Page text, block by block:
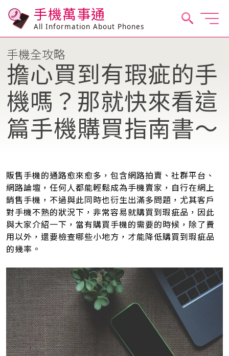
手機萬事通
All Information About Phones
手機全攻略
擔心買到有瑕疵的手
機嗎？那就快來看這
篇手機購買指南書～
販售手機的通路愈來愈多，包含網路拍賣、社群平台、
網路論壇，任何人都能輕鬆成為手機賣家，自行在網上
銷售手機，不過與此同時也衍生出滿多問題，尤其客戶
對手機不熟的狀況下，非常容易就購買到瑕疵品，因此
與大家介紹一下，當有購買手機的需要的時候，除了費
用以外，還要檢查哪些小地方，才能降低購買到瑕疵品
的幾率。